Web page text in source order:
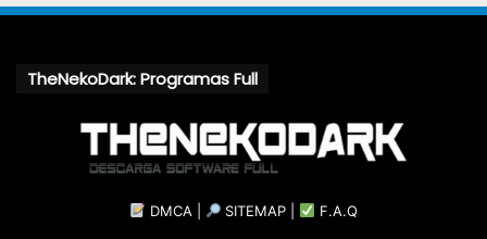
TheNekoDark: Programas Full
DMCA SITEMAP F.A.Q